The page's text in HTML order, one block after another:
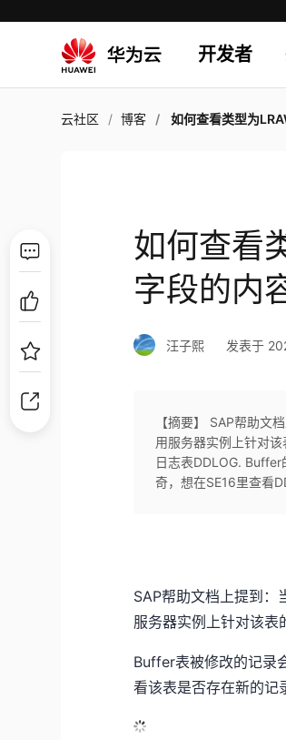
开发者
云社区 博客 如何查看类型为LRAW的
如何查看
字段的内
汪子熙 发表于
【摘要】 SAP帮助
用服务器实例上针对
日志表DDLOG.
奇，想在SE16里查看
SAP帮助文档上提到：
服务器实例上针对该表
Buffer表被修改的记录
看该表是否存在新的记